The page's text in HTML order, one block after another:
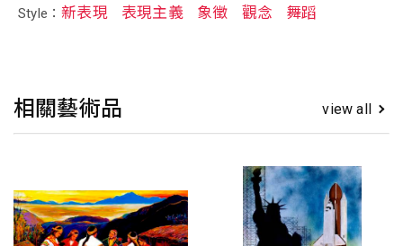
Style：新表現 表現主義 象徵 觀念 舞蹈
相關藝術品 view all